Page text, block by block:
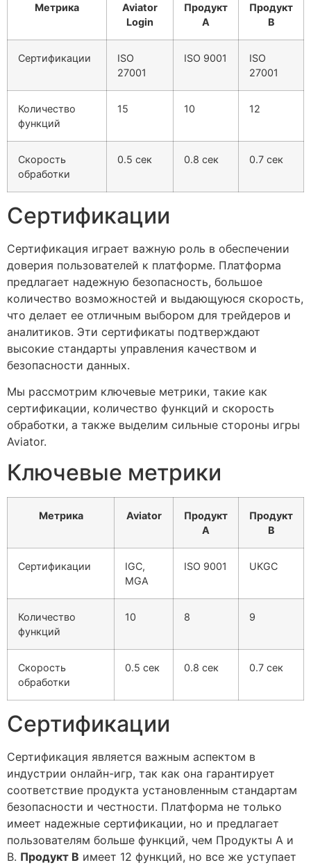
Метрика
Aviator
Login
Продукт
A
Продукт
B
Сертификации
ISO
27001
ISO 9001
ISO
27001
Количество
функций
15 10 12
Скорость
обработки
0.5 сек 0.8 сек 0.7 сек
Сертификации
Сертификация играет важную роль в обеспечении
доверия пользователей к платформе. Платформа
предлагает надежную безопасность, большое
количество возможностей и выдающуюся скорость,
что делает ее отличным выбором для трейдеров и
аналитиков. Эти сертификаты подтверждают
высокие стандарты управления качеством и
безопасности данных.
Мы рассмотрим ключевые метрики, такие как
сертификации, количество функций и скорость
обработки, а также выделим сильные стороны игры
Aviator.
Ключевые метрики
Метрика Aviator
Продукт
A
Продукт
B
Сертификации
IGC,
MGA
ISO 9001 UKGC
Количество
функций
10 8 9
Скорость
обработки
0.5 сек 0.8 сек 0.7 сек
Сертификации
Сертификация является важным аспектом в
индустрии онлайн-игр, так как она гарантирует
соответствие продукта установленным стандартам
безопасности и честности. Платформа не только
имеет надежные сертификации, но и предлагает
пользователям больше функций, чем Продукты A и
B. Продукт B имеет 12 функций, но все же уступает